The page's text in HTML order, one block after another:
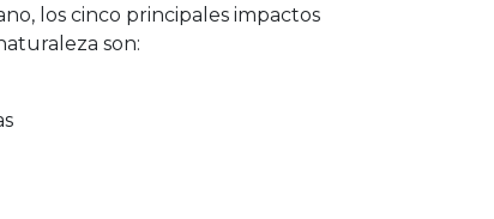
los cinco principales impactos
son: